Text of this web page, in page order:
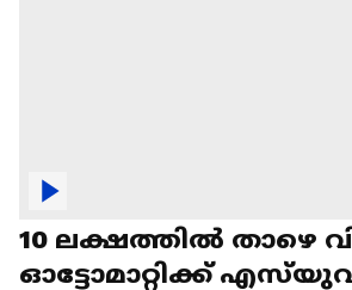
10 ലക്ഷത്തിൽ താഴെ
ഓട്ടോമാറ്റിക്ക്